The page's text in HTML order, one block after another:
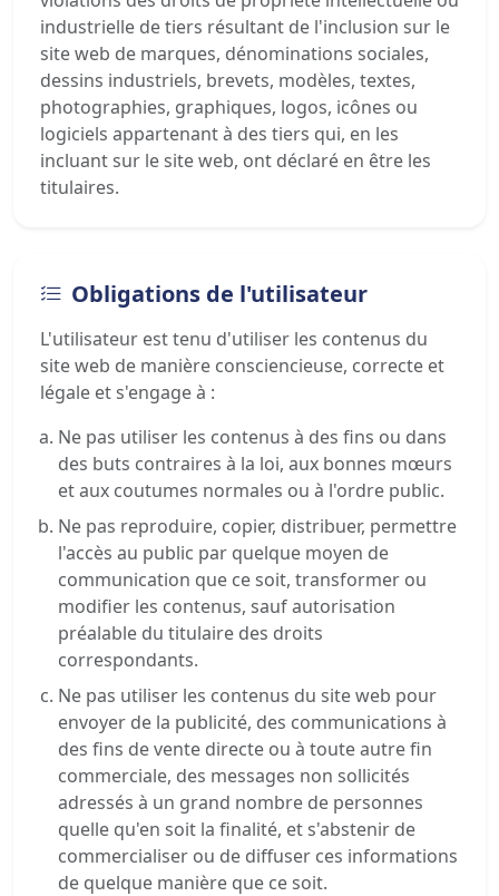
industrielle de tiers résultant de l'inclusion sur le
site web de marques, dénominations sociales,
dessins industriels, brevets, modèles, textes,
photographies, graphiques, logos, icônes ou
logiciels appartenant à des tiers qui, en les
incluant sur le site web, ont déclaré en être les
titulaires.
Obligations de l'utilisateur
L'utilisateur est tenu d'utiliser les contenus du
site web de manière consciencieuse, correcte et
légale et s'engage à :
Ne pas utiliser les contenus à des fins ou dans
des buts contraires à la loi, aux bonnes mœurs
et aux coutumes normales ou à l'ordre public.
Ne pas reproduire, copier, distribuer, permettre
l'accès au public par quelque moyen de
communication que ce soit, transformer ou
modifier les contenus, sauf autorisation
préalable du titulaire des droits
correspondants.
Ne pas utiliser les contenus du site web pour
envoyer de la publicité, des communications à
des fins de vente directe ou à toute autre fin
commerciale, des messages non sollicités
adressés à un grand nombre de personnes
quelle qu'en soit la finalité, et s'abstenir de
commercialiser ou de diffuser ces informations
de quelque manière que ce soit.